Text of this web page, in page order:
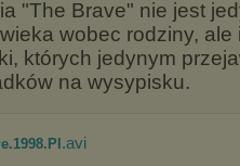
"The Brave" nie jest
wobec rodziny, ale
których jedynym
na wysypisku.
.avi